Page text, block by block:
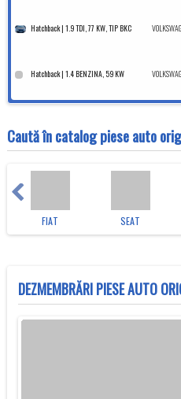
Hatchback | 1.9 TDI, 77 KW, TIP BKC
Hatchback | 1.4 BENZINA, 59 KW
Caută în catalog piese auto
FIAT SEAT
DEZMEMBRĂRI PIESE AUTO